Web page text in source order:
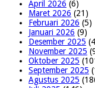
April 2026 (6)
Maret 2026 (21)
Februari 2026 (5)
Januari 2026 (9)
Desember 2025
November 2025
Oktober 2025
September 2025
Agustus 2025